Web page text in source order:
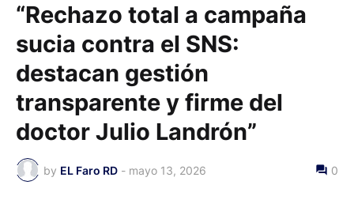
“Rechazo total a campaña
sucia contra el SNS:
destacan gestión
transparente y firme del
doctor Julio Landrón”
by EL Faro RD - mayo 13, 2026 0